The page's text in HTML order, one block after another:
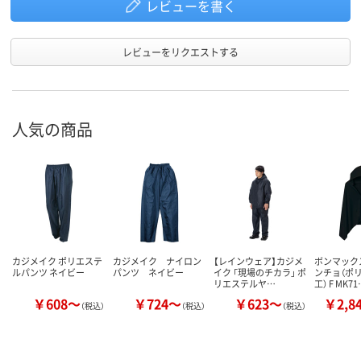
レビューを書く
レビューをリクエストする
人気の商品
カジメイク ポリエステ
ルパンツ ネイビー
￥608～（税込）
カジメイク ナイロン
パンツ ネイビー
￥724～（税込）
【レインウェア】カジメ
イク 「現場のチカラ」 ポ
リエステルヤ…
￥623～（税込）
ボンマッ
ンチョ（ポ
工） F
￥